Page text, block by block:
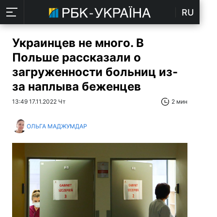
RU
Украинцев не много. В
Польше рассказали о
загруженности больниц из-
за наплыва беженцев
13:49 17.11.2022 Чт 2 мин
ОЛЬГА МАДЖУМДАР